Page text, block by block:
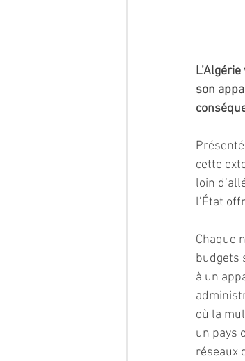
son
cette
loin
l’État
Chaque
budgets
à un
où la
un pays
réseaux